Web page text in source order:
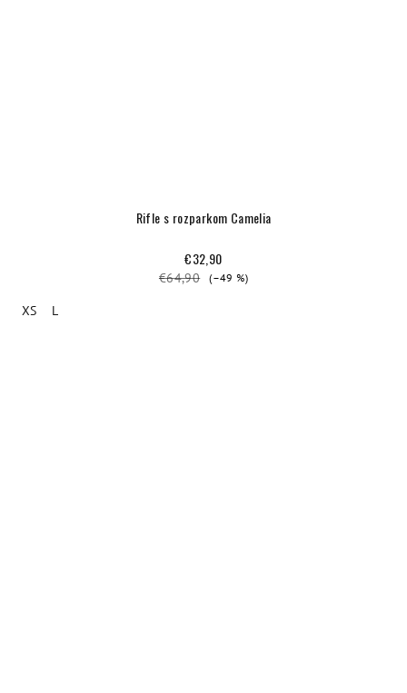
Rifle s rozparkom Camelia
€32,90
€64,90 (–49 %)
XS L